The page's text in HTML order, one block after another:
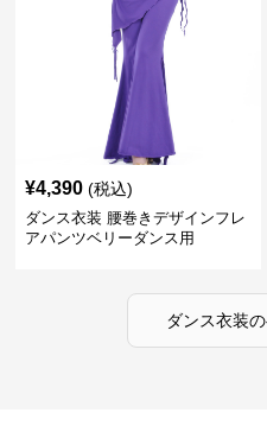
¥4,390 (税込)
ダンス衣装 腰巻きデザインフレ
アパンツベリーダンス用
ダンス衣装の